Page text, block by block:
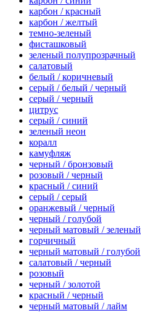
карбон / красный
карбон / желтый
темно-зеленый
фисташковый
зеленый полупрозрачный
салатовый
белый / коричневый
серый / белый / черный
серый / черный
цитрус
серый / синий
зеленый неон
коралл
камуфляж
черный / бронзовый
розовый / черный
красный / синий
серый / серый
оранжевый / черный
черный / голубой
черный матовый / зеленый
горчичный
черный матовый / голубой
салатовый / черный
розовый
черный / золотой
красный / черный
черный матовый / лайм